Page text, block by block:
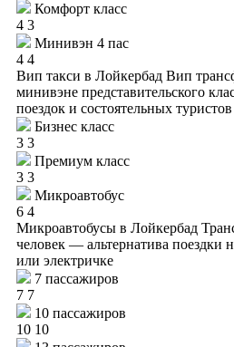
Комфорт класс
4 3
Минивэн 4 пас
4 4
Вип такси в Лойкербад Вип
минивэне представительского
поездок и состоятельных туристов
Бизнес класс
3 3
Премиум класс
3 3
Микроавтобус
6 4
Микроавтобусы в Лойкербад
человек — альтернатива поездки
или электричке
7 пассажиров
7 7
10 пассажиров
10 10